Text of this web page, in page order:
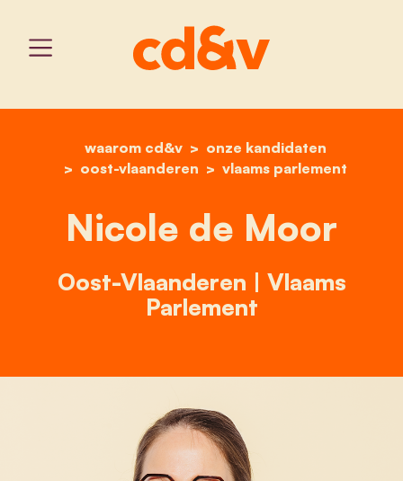
home
waarom cd&v
onze kandidaten
oost-vlaanderen
vlaams parlement
nicole de moor
Nicole de Moor
Oost-Vlaanderen | Vlaams
Parlement